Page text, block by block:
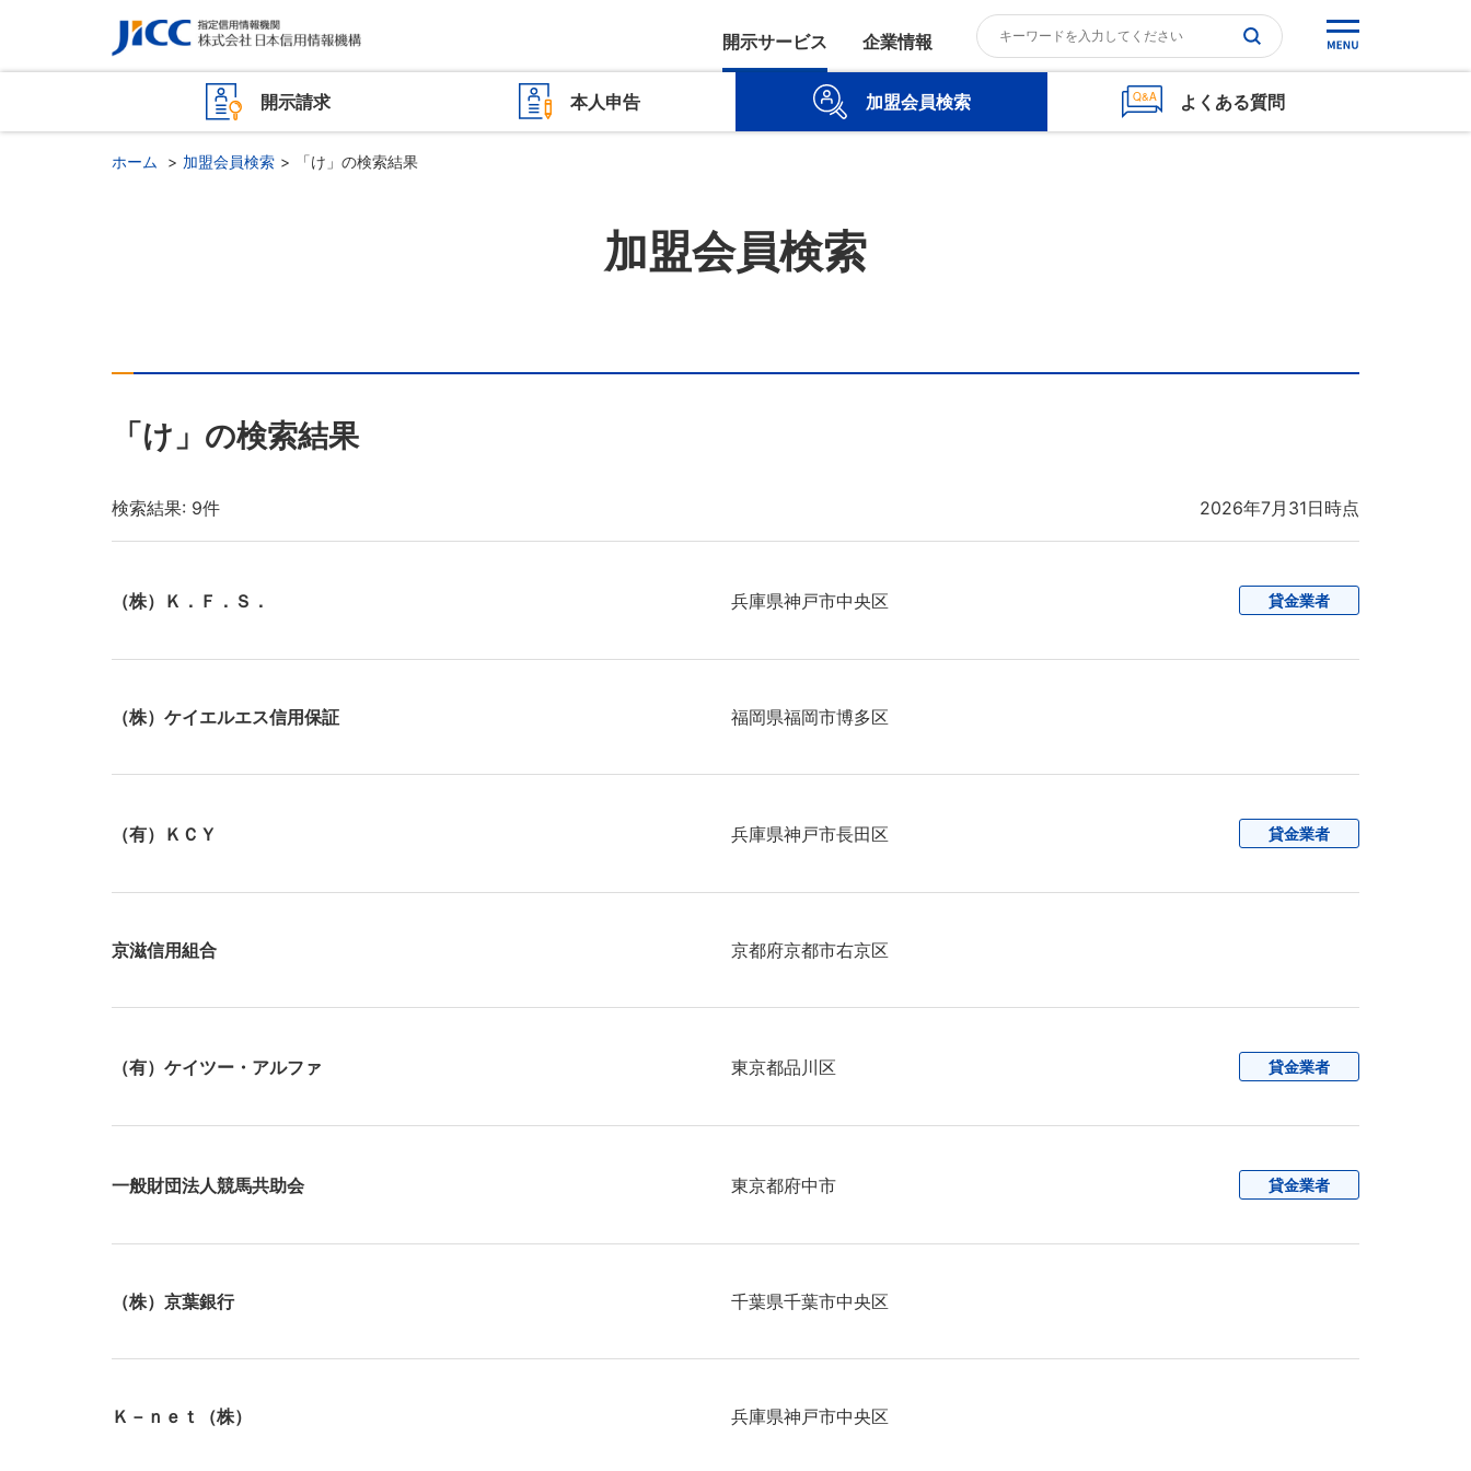
開示サービス 企業情報
開示請求 本人申告 加盟会員検索 よくある質問
ホーム 加盟会員検索 「け」の検索結果
加盟会員検索
「け」の検索結果
検索結果: 9件 2026年7月31日時点
（株）Ｋ．Ｆ．Ｓ． 兵庫県神戸市中央区 貸金業者
（株）ケイエルエス信用保証 福岡県福岡市博多区
（有）ＫＣＹ 兵庫県神戸市長田区 貸金業者
京滋信用組合 京都府京都市右京区
（有）ケイツー・アルファ 東京都品川区 貸金業者
一般財団法人競馬共助会 東京都府中市 貸金業者
（株）京葉銀行 千葉県千葉市中央区
Ｋ－ｎｅｔ（株） 兵庫県神戸市中央区